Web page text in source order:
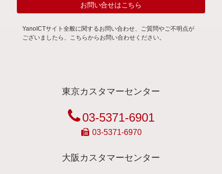
お問い合せはこちら
YanoICTサイト全般に関するお問い合わせ、ご質問やご不明点が
ございましたら、こちらからお問い合わせください。
東京カスタマーセンター
03-5371-6901
03-5371-6970
大阪カスタマーセンター